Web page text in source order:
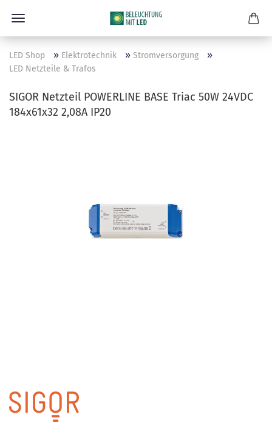
LED Shop » Elektrotechnik » Stromversorgung »
LED Netzteile & Trafos
SIGOR Netzteil POWERLINE BASE Triac 50W 24VDC
184x61x32 2,08A IP20